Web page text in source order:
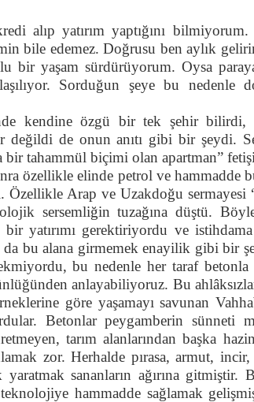
alıp yatırım yaptığını
bile edemez. Doğrusu ben aylık
bir yaşam sürdürüyorum. Oysa
Sorduğun şeye bu nedenle
kendine özgü bir tek şehir
değildi de onun anıtı gibi bir şeydi.
bir tahammül biçimi olan apartman”
özellikle elinde petrol ve hammadde
Özellikle Arap ve Uzakdoğu sermayesi
sersemliğin tuzağına düştü.
bir yatırımı gerektiriyordu ve
bu alana girmemek enayilik gibi bir
bu nedenle her taraf
anlayabiliyoruz. Bu
göre yaşamayı savunan
Betonlar peygamberin sünneti
tarım alanlarından başka
zor. Herhalde pırasa, armut,
sananların ağırına gitmiştir.
hammadde sağlamak